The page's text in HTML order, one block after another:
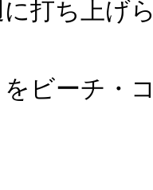
打ち上げ
ビーチ・